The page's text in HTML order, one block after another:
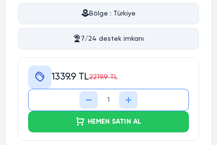
Bölge : Türkiye
7/24 destek imkanı
1339.9 TL2219.9 TL
HEMEN SATIN AL